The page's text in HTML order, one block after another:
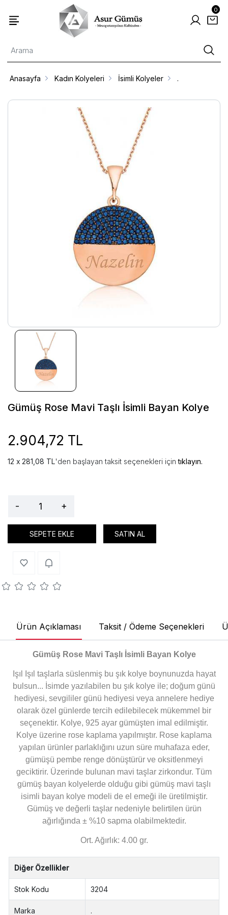
0
Anasayfa Kadın Kolyeleri İsimli Kolyeler .
Gümüş Rose Mavi Taşlı İsimli Bayan Kolye
2.904,72 TL
281,08 TL'den başlayan taksit seçenekleri içintıklayın.
- +
SEPETE EKLE SATIN AL
Ürün Açıklaması Taksit / Ödeme Seçenekleri
Gümüş Rose Mavi Taşlı İsimli Bayan Kolye
Işıl Işıl taşlarla süslenmiş bu şık kolye boynunuzda hayat
bulsun... İsimde yazılabilen bu şık kolye ile; doğum günü
hediyesi, sevgililer günü hediyesi veya annelere hediye
olarak özel günlerde tercih edilebilecek mükemmel bir
seçenektir. Kolye, 925 ayar gümüşten imal edilmiştir.
Kolye üzerine rose kaplama yapılmıştır. Rose kaplama
yapılan ürünler parlaklığını uzun süre muhafaza eder,
gümüşü pembe renge dönüştürür ve oksitlenmeyi
geciktirir. Üzerinde bulunan mavi taşlar zirkondur. Tüm
gümüş bayan kolyelerde olduğu gibi gümüş mavi taşlı
isimli bayan kolye modeli de el emeği ile üretilmiştir.
Gümüş ve değerli taşlar nedeniyle belirtilen ürün
ağırlığında ± %10 sapma olabilmektedir.
Ort. Ağırlık: 4.00 gr.
Diğer Özellikler
Stok Kodu 3204
Marka .